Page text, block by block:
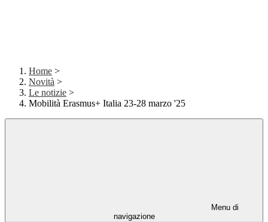
Home >
Novità >
Le notizie >
Mobilità Erasmus+ Italia 23-28 marzo '25
Menu di
navigazione